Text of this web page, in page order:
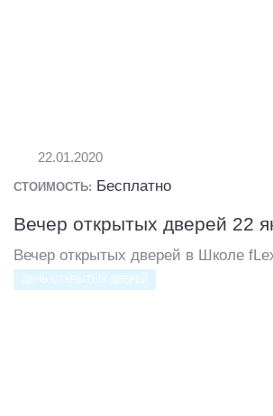
22.01.2020
СТОИМОСТЬ: Бесплатно
Вечер открытых дверей 22
Вечер открытых дверей в Школе
ДЕНЬ ОТКРЫТЫХ ДВЕРЕЙ